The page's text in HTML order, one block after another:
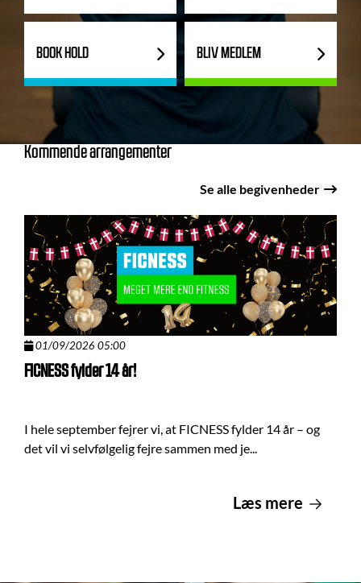
BOOK HOLD BLIV MEDLEM
Kommende arrangementer
Se alle begivenheder
01/09/2026 05:00
FICNESS fylder 14 år!
I hele september fejrer vi, at FICNESS fylder 14 år – og
det vil vi selvfølgelig fejre sammen med je...
Læs mere